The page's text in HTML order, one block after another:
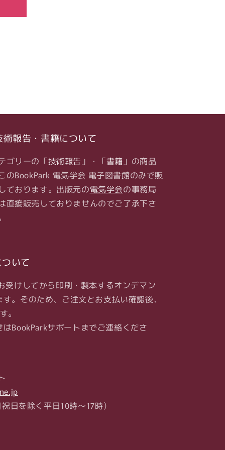
術報告・書籍について
ゴリーの「技術報告 」・「書籍 」の商品
のBookPark 電気学会 電子図書館のみで販
ております。出版元の電気学会の事務局
直接販売しておりませんのでご了承下さ
いて
けしてから印刷・製本するオンデマン
。そのため、ご注文とお支払い確認後、
。
BookParkサポートまでご連絡くださ
日を除く平日10時～17時）